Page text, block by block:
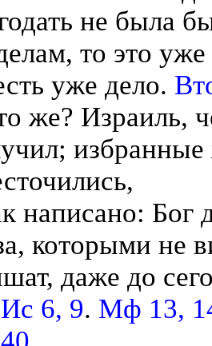
не была
то это уже
уже дело.
же? Израиль,
написано: Бог
которыми не
даже до
Ис 6, 9. Мф 13,